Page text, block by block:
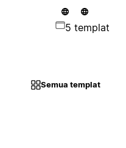
5 templat
Semua templat